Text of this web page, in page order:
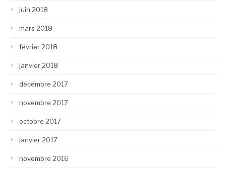
juin 2018
mars 2018
février 2018
janvier 2018
décembre 2017
novembre 2017
octobre 2017
janvier 2017
novembre 2016